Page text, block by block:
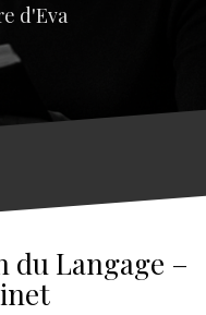
d'Eva
du Langage –